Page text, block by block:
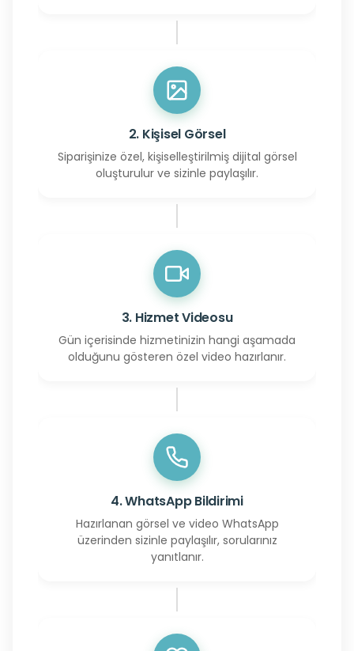
2. Kişisel Görsel
Siparişinize özel, kişiselleştirilmiş dijital görsel
oluşturulur ve sizinle paylaşılır.
3. Hizmet Videosu
Gün içerisinde hizmetinizin hangi aşamada
olduğunu gösteren özel video hazırlanır.
4. WhatsApp Bildirimi
Hazırlanan görsel ve video WhatsApp
üzerinden sizinle paylaşılır, sorularınız
yanıtlanır.